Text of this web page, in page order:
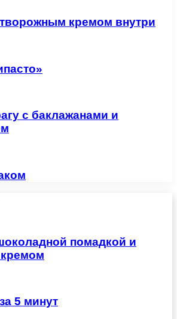
кремом внутри
с баклажанами и
помадкой и
5 минут